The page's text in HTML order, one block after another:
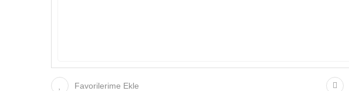
Favorilerime Ekle